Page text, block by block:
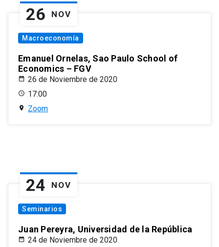
26 NOV
Macroeconomía
Emanuel Ornelas, Sao Paulo School of
Economics – FGV
26 de Noviembre de 2020
17:00
Zoom
24 NOV
Seminarios
Juan Pereyra, Universidad de la República
24 de Noviembre de 2020